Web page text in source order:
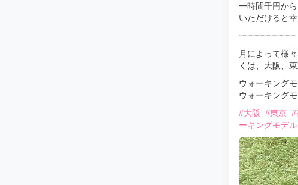
一時間千円か
いただけると
┈┈┈┈┈┈┈┈┈┈┈┈
月によって様
くは、大阪、
ウォーキング
ウォーキング
#大阪
#東京 #
ーキングモデル